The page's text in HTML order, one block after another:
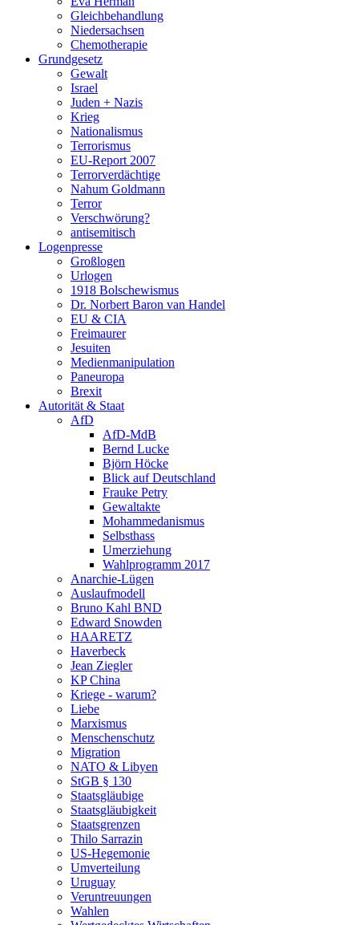
Gleichbehandlung
Niedersachsen
Chemotherapie
Grundgesetz
Gewalt
Israel
Juden + Nazis
Krieg
Nationalismus
Terrorismus
EU-Report 2007
Terrorverdächtige
Nahum Goldmann
Terror
Verschwörung?
antisemitisch
Logenpresse
Großlogen
Urlogen
1918 Bolschewismus
Dr. Norbert Baron van Handel
EU & CIA
Freimaurer
Jesuiten
Medienmanipulation
Paneuropa
Brexit
Autorität & Staat
AfD
AfD-MdB
Bernd Lucke
Björn Höcke
Blick auf Deutschland
Frauke Petry
Gewaltakte
Mohammedanismus
Selbsthass
Umerziehung
Wahlprogramm 2017
Anarchie-Lügen
Auslaufmodell
Bruno Kahl BND
Edward Snowden
HAARETZ
Haverbeck
Jean Ziegler
KP China
Kriege - warum?
Liebe
Marxismus
Menschenschutz
Migration
NATO & Libyen
StGB § 130
Staatsgläubige
Staatsgläubigkeit
Staatsgrenzen
Thilo Sarrazin
US-Hegemonie
Umverteilung
Uruguay
Veruntreuungen
Wahlen